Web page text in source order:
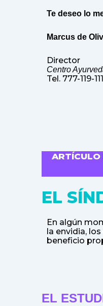
Te deseo lo
Marcus de
Director
Centro
Tel. 777-119-
ARTÍCULO
EL
En algún
la envidia,
beneficio
EL